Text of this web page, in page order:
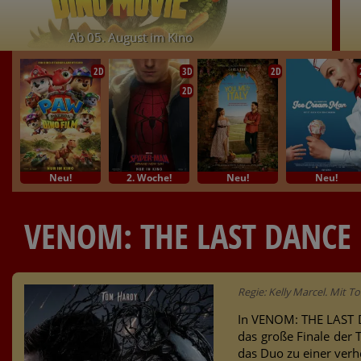
Ab 05. August im Kino
2D
Neu!
3D
2D
2. Woche!
2D
Neu! Neu!
VENOM: THE LAST DANCE
Regie: Kelly Marcel. Mit
In VENOM: THE
das große Finale der
das Duo zu einer